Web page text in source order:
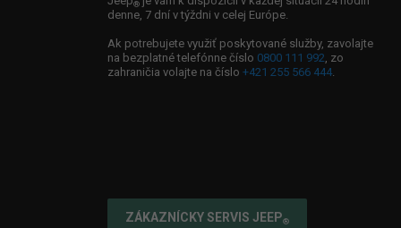
& Spartan
®
denne, 7 dní v týždni v celej Európe.
Ak potrebujete využiť poskytované služby, zavolajte
na bezplatné telefónne číslo 0800 111 992, zo
zahraničia volajte na číslo +421 255 566 444.
ZÁKAZNÍCKY SERVIS JEEP®